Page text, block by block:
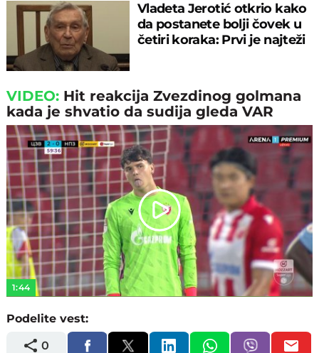
Vladeta Jerotić otkrio kako
da postanete bolji čovek u
četiri koraka: Prvi je najteži
VIDEO: Hit reakcija Zvezdinog golmana
kada je shvatio da sudija gleda VAR
Play
Video
1:44
Podelite vest:
0